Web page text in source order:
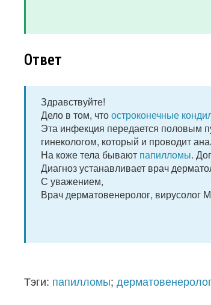
Ответ
Здравствуйте!
Дело в том, чтоостроконечные
Эта инфекция передается половым
гинекологом, который и проводит
На коже тела бывают папилломы.
Диагноз устанавливает врач
С уважением,
Врач дерматовенеролог, вирусолог
Тэги: папилломы;